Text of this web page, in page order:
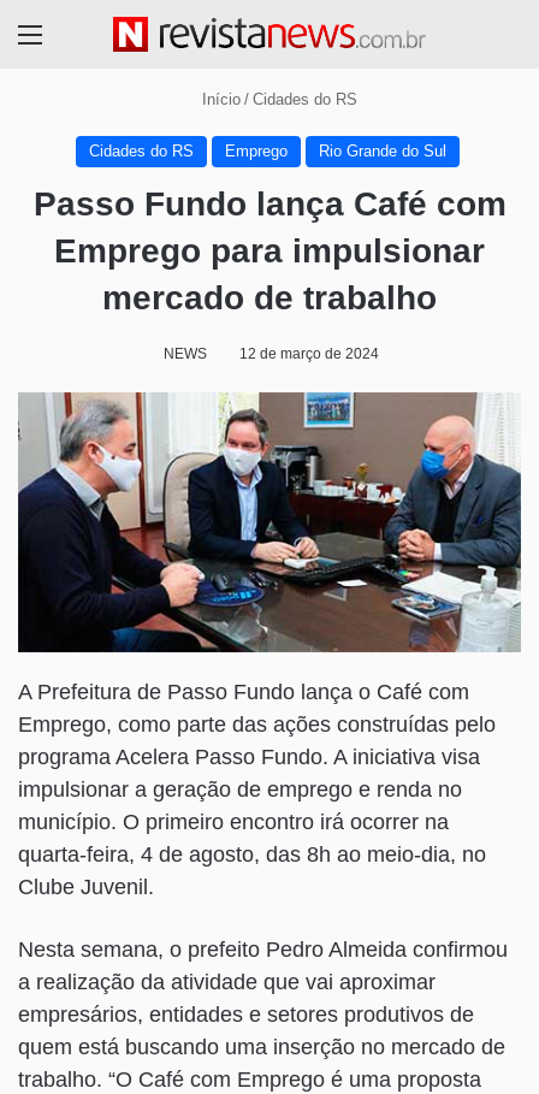
Início / Cidades do RS
Cidades do RS Emprego Rio Grande do Sul
Passo Fundo lança Café com
Emprego para impulsionar
mercado de trabalho
NEWS 12 de março de 2024
A Prefeitura de Passo Fundo lança o Café com
Emprego, como parte das ações construídas pelo
programa Acelera Passo Fundo. A iniciativa visa
impulsionar a geração de emprego e renda no
município. O primeiro encontro irá ocorrer na
quarta-feira, 4 de agosto, das 8h ao meio-dia, no
Clube Juvenil.
Nesta semana, o prefeito Pedro Almeida confirmou
a realização da atividade que vai aproximar
empresários, entidades e setores produtivos de
quem está buscando uma inserção no mercado de
trabalho. “O Café com Emprego é uma proposta